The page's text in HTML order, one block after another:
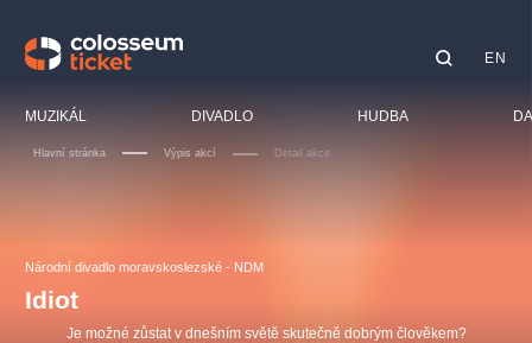
MUZIKÁL DIVADLO HUDBA
EN
Hlavní stránka Výpis akcí Detail akce
Národní divadlo moravskoslezské - NDM
Idiot
Je možné zůstat v dnešním světě skutečně dobrým člověkem?
OBYČEJNÁ HOLKA
Agentura 44, s.r.o.
Pink Panther Agency,